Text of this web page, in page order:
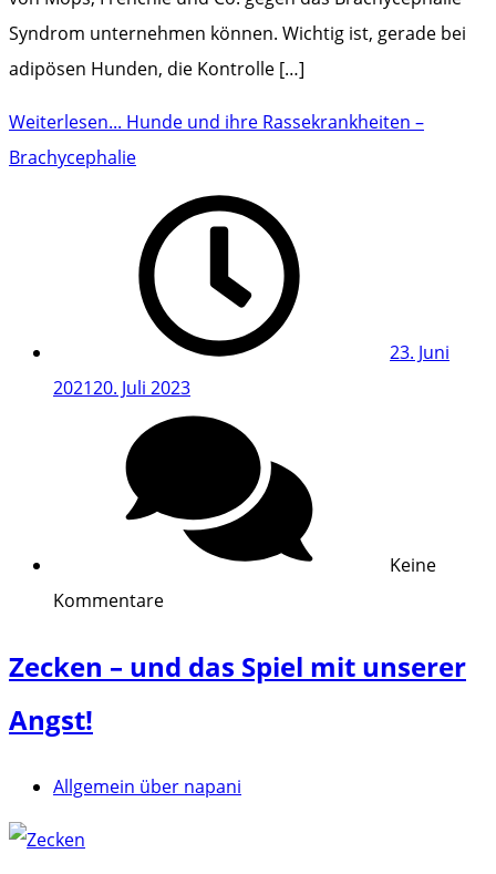
Syndrom unternehmen können. Wichtig ist, gerade bei
adipösen Hunden, die Kontrolle […]
Weiterlesen... Hunde und ihre Rassekrankheiten –
Brachycephalie
23. Juni
202120. Juli 2023
Keine
Kommentare
Zecken – und das Spiel mit unserer
Angst!
Allgemein über napani